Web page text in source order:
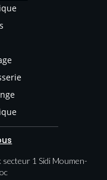
1 Sidi Moumen-